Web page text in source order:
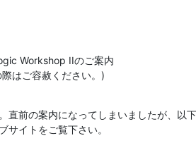
Workshop IIのご案内
はご容赦ください。)
直前の案内になってしまいましたが、以
サイトをご覧下さい。